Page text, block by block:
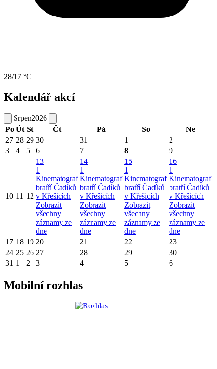
28/17 °C
Kalendář akcí
Srpen2026
Po Út St Čt Pá So
Ne
27 28 29 30 31 1
2
3
4 5 6 7 8 9
10 11 12
13
1
Kinematograf
bratří Čadíků
v Křešicích
Zobrazit
všechny
záznamy ze
dne
14
1
Kinematograf
bratří Čadíků
v Křešicích
Zobrazit
všechny
záznamy ze
dne
15
1
Kinematograf
bratří Čadíků
v Křešicích
Zobrazit
všechny
záznamy ze
dne
16
1
Kinematograf
bratří Čadíků
v Křešicích
Zobrazit
všechny
záznamy ze
dne
17 18 19 20 21 22
23
24 25 26 27 28 29
30
31 1 2 3 4 5 6
Mobilní rozhlas